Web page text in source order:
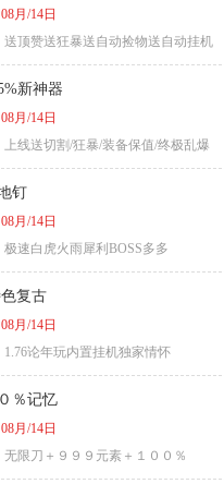
08月/14日
送顶赞送狂暴送自动捡物送自动挂机
新神器
08月/14日
上线送切割/狂暴/装备保值/终极乱爆
钉
08月/14日
极速白虎火雨犀利BOSS多多
复古
08月/14日
1.76论年玩内置挂机独家情怀
％记忆
08月/14日
无限刀＋９９９元素＋１００％